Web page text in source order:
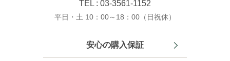
TEL : 03-3561-1152
平日・土 10：00～18：00（日祝休）
安心の購入保証